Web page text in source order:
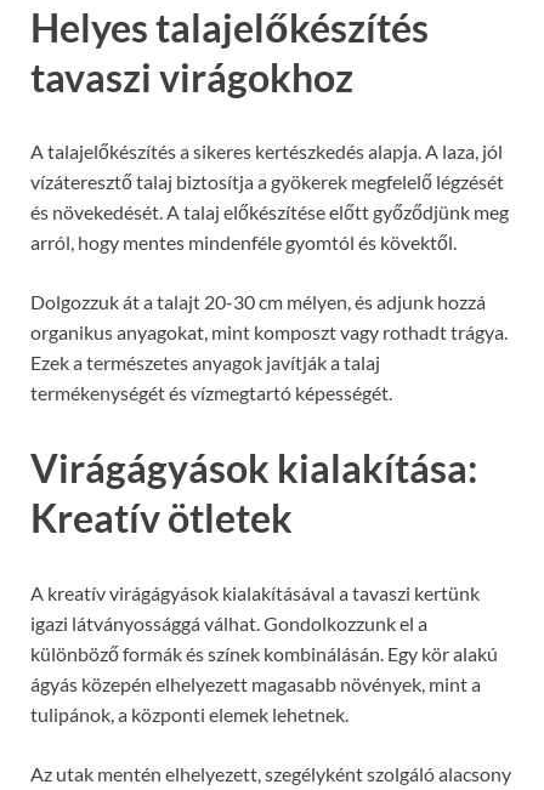
Helyes talajelőkészítés
tavaszi virágokhoz
A talajelőkészítés a sikeres kertészkedés alapja. A laza, jól
vízáteresztő talaj biztosítja a gyökerek megfelelő légzését
és növekedését. A talaj előkészítése előtt győződjünk meg
arról, hogy mentes mindenféle gyomtól és kövektől.
Dolgozzuk át a talajt 20-30 cm mélyen, és adjunk hozzá
organikus anyagokat, mint komposzt vagy rothadt trágya.
Ezek a természetes anyagok javítják a talaj
termékenységét és vízmegtartó képességét.
Virágágyások kialakítása:
Kreatív ötletek
A kreatív virágágyások kialakításával a tavaszi kertünk
igazi látványossággá válhat. Gondolkozzunk el a
különböző formák és színek kombinálásán. Egy kör alakú
ágyás közepén elhelyezett magasabb növények, mint a
tulipánok, a központi elemek lehetnek.
Az utak mentén elhelyezett, szegélyként szolgáló alacsony